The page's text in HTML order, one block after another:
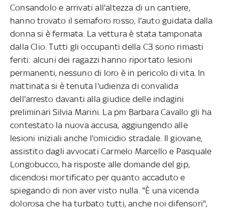
Consandolo e arrivati all'altezza di un cantiere,
hanno trovato il semaforo rosso, l'auto guidata dalla
donna si è fermata. La vettura è stata tamponata
dalla Clio. Tutti gli occupanti della C3 sono rimasti
feriti: alcuni dei ragazzi hanno riportato lesioni
permanenti, nessuno di loro è in pericolo di vita. In
mattinata si è tenuta l'udienza di convalida
dell'arresto davanti alla giudice delle indagini
preliminari Silvia Marini. La pm Barbara Cavallo gli ha
contestato la nuova accusa, aggiungendo alle
lesioni iniziali anche l'omicidio stradale. Il giovane,
assistito dagli avvocati Carmelo Marcello e Pasquale
Longobucco, ha risposte alle domande del gip,
dicendosi mortificato per quanto accaduto e
spiegando di non aver visto nulla. "È una vicenda
dolorosa che ha turbato tutti, anche noi difensori",